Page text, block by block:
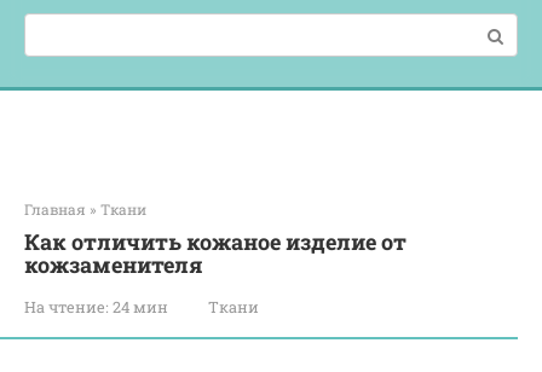
Поиск:
Главная » Ткани
Как отличить кожаное изделие от
кожзаменителя
На чтение: 24 мин Ткани